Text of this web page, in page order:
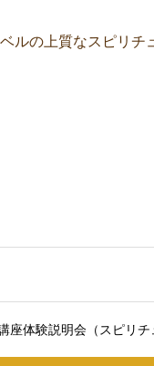
ルの上質なスピリチ
体験説明会（スピリチ